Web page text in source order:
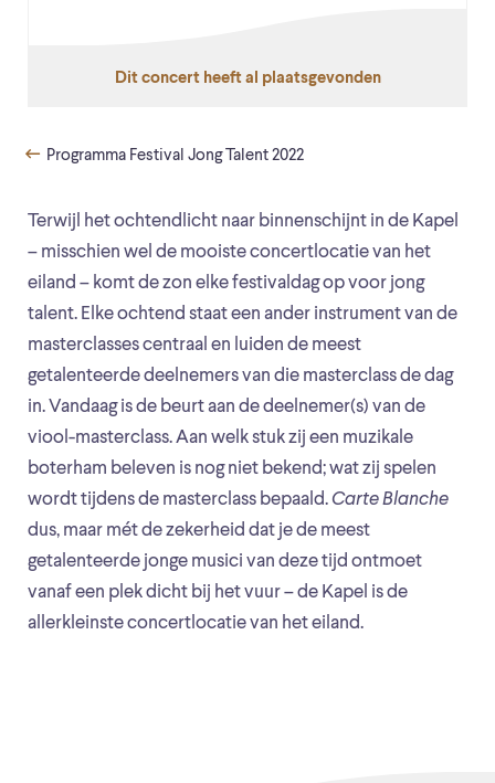
Terwijl het ochtendlicht naar binnenschijnt in de Kapel
– misschien wel de mooiste concertlocatie van het
eiland – komt de zon elke festivaldag op voor jong
talent. Elke ochtend staat een ander instrument van de
masterclasses centraal en luiden de meest
getalenteerde deelnemers van die masterclass de dag
in. Vandaag is de beurt aan de deelnemer(s) van de
viool-masterclass. Aan welk stuk zij een muzikale
boterham beleven is nog niet bekend; wat zij spelen
wordt tijdens de masterclass bepaald. Carte Blanche
dus, maar mét de zekerheid dat je de meest
getalenteerde jonge musici van deze tijd ontmoet
vanaf een plek dicht bij het vuur – de Kapel is de
allerkleinste concertlocatie van het eiland.
Dit concert heeft al plaatsgevonden
Programma Festival Jong Talent 2022